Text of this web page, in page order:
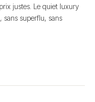
justes. Le quiet luxury
sans superflu, sans